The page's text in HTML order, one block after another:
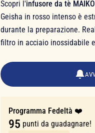
Scopri l'infusore da tè MAIKO
Geisha in rosso intenso è
durante la preparazione.
filtro in acciaio inossidabile
Programma Fedeltà ❤️
95 punti da guadagnare!